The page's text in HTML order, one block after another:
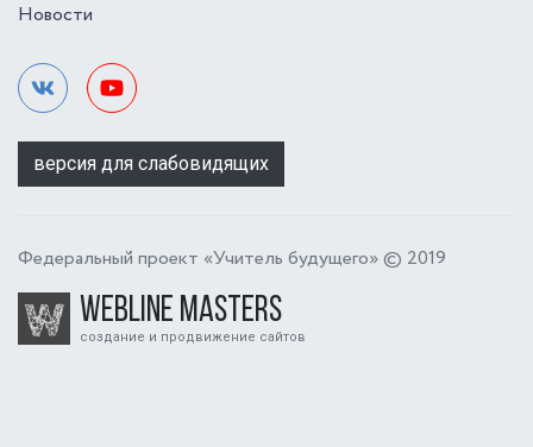
Новости
версия для слабовидящих
Федеральный проект «Учитель будущего» © 2019
Webline Masters
создание и продвижение сайтов